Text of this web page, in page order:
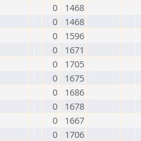
0
1468
0
1468
0
1596
0
1671
0
1705
0
1675
0
1686
0
1678
0
1667
0
1706